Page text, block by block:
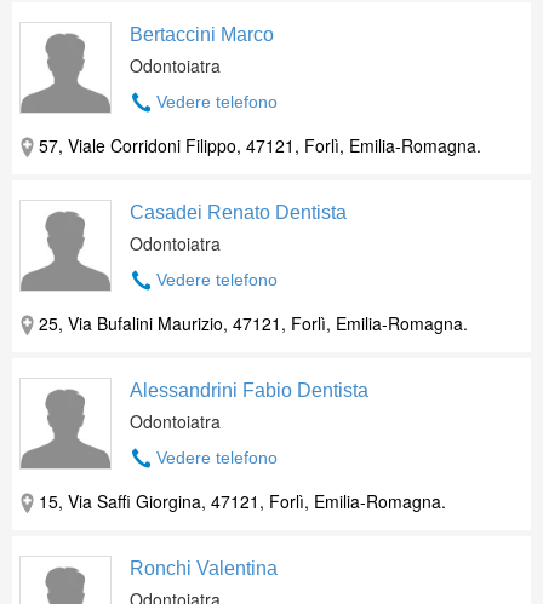
Bertaccini Marco
Odontoiatra
Vedere telefono
57, Viale Corridoni Filippo, 47121, Forlì, Emilia-Romagna.
Casadei Renato Dentista
Odontoiatra
Vedere telefono
25, Via Bufalini Maurizio, 47121, Forlì, Emilia-Romagna.
Alessandrini Fabio Dentista
Odontoiatra
Vedere telefono
15, Via Saffi Giorgina, 47121, Forlì, Emilia-Romagna.
Ronchi Valentina
Odontoiatra